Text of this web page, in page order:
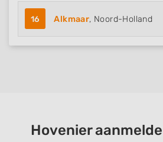
16 Alkmaar, Noord-Holland
Hovenier